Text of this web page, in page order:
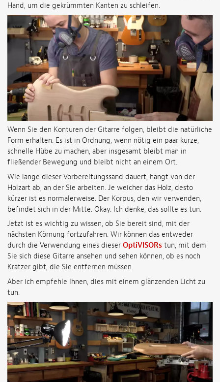
Hand, um die gekrümmten Kanten zu schleifen.
Wenn Sie den Konturen der Gitarre folgen, bleibt die natürliche
Form erhalten. Es ist in Ordnung, wenn nötig ein paar kurze,
schnelle Hübe zu machen, aber insgesamt bleibt man in
fließender Bewegung und bleibt nicht an einem Ort.
Wie lange dieser Vorbereitungssand dauert, hängt von der
Holzart ab, an der Sie arbeiten. Je weicher das Holz, desto
kürzer ist es normalerweise. Der Korpus, den wir verwenden,
befindet sich in der Mitte. Okay. Ich denke, das sollte es tun.
Jetzt ist es wichtig zu wissen, ob Sie bereit sind, mit der
nächsten Körnung fortzufahren. Wir können das entweder
durch die Verwendung eines dieser OptiVISORs tun, mit dem
Sie sich diese Gitarre ansehen und sehen können, ob es noch
Kratzer gibt, die Sie entfernen müssen.
Aber ich empfehle Ihnen, dies mit einem glänzenden Licht zu
tun.